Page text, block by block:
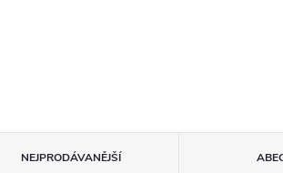
NEJPRODÁVANĚJŠÍ